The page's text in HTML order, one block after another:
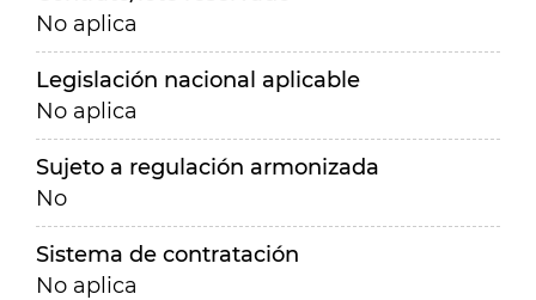
No aplica
Legislación nacional aplicable
No aplica
Sujeto a regulación armonizada
No
Sistema de contratación
No aplica